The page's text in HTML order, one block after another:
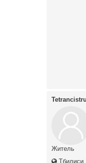
Житель
Тбилиси